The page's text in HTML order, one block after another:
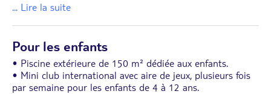
... Lire la suite
Pour les enfants
• Piscine extérieure de 150 m² dédiée aux enfants.
• Mini club international avec aire de jeux, plusieurs fois
par semaine pour les enfants de 4 à 12 ans.